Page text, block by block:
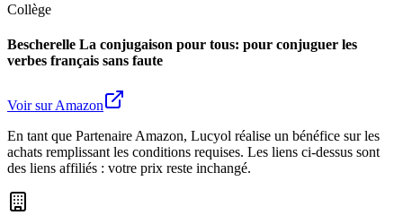
Collège
Bescherelle La conjugaison pour tous: pour conjuguer les
verbes français sans faute
Voir sur Amazon
En tant que Partenaire Amazon, Lucyol réalise un bénéfice sur les
achats remplissant les conditions requises. Les liens ci-dessus sont
des liens affiliés : votre prix reste inchangé.